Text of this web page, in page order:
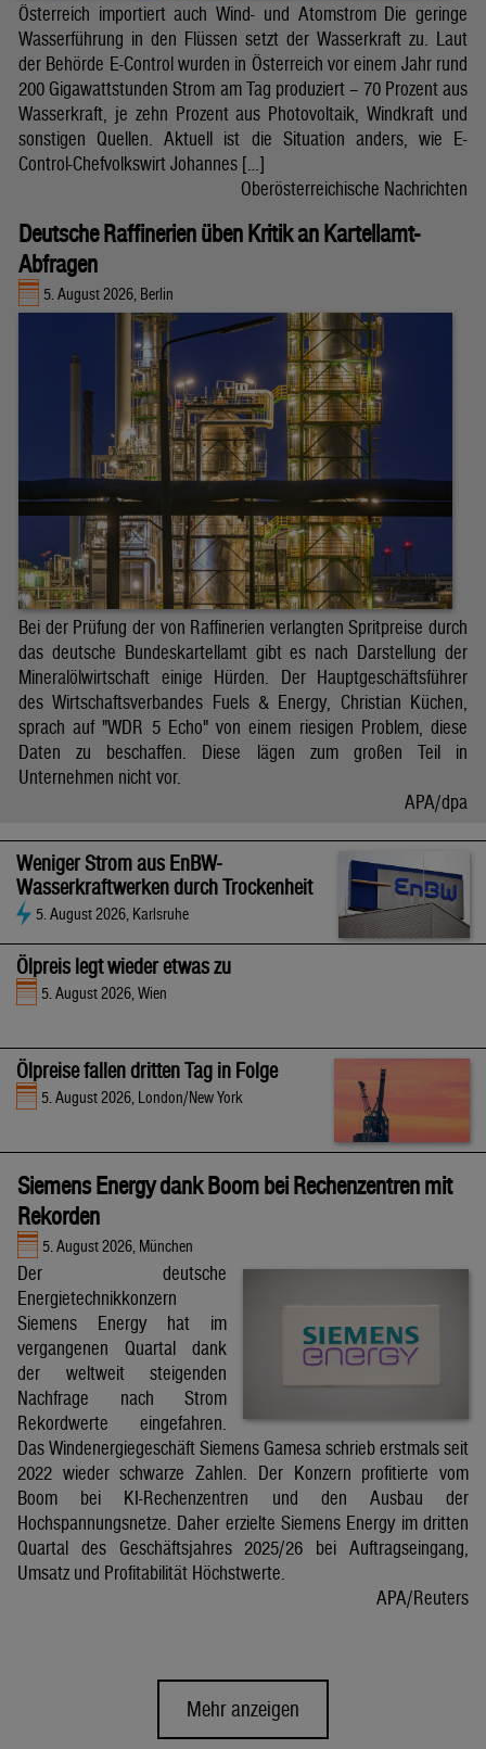
Österreich importiert auch Wind- und Atomstrom Die geringe
Wasserführung in den Flüssen setzt der Wasserkraft zu. Laut
der Behörde E-Control wurden in Österreich vor einem Jahr rund
200 Gigawattstunden Strom am Tag produziert – 70 Prozent aus
Wasserkraft, je zehn Prozent aus Photovoltaik, Windkraft und
sonstigen Quellen. Aktuell ist die Situation anders, wie E-
Control-Chefvolkswirt Johannes […]
Oberösterreichische Nachrichten
Deutsche Raffinerien üben Kritik an Kartellamt-
Abfragen
5. August 2026, Berlin
Bei der Prüfung der von Raffinerien verlangten Spritpreise durch
das deutsche Bundeskartellamt gibt es nach Darstellung der
Mineralölwirtschaft einige Hürden. Der Hauptgeschäftsführer
des Wirtschaftsverbandes Fuels & Energy, Christian Küchen,
sprach auf "WDR 5 Echo" von einem riesigen Problem, diese
Daten zu beschaffen. Diese lägen zum großen Teil in
Unternehmen nicht vor.
APA/dpa
Weniger Strom aus EnBW-
Wasserkraftwerken durch Trockenheit
5. August 2026, Karlsruhe
Ölpreis legt wieder etwas zu
5. August 2026, Wien
Ölpreise fallen dritten Tag in Folge
5. August 2026, London/New York
Siemens Energy dank Boom bei Rechenzentren mit
Rekorden
5. August 2026, München
Der deutsche
Energietechnikkonzern
Siemens Energy hat im
vergangenen Quartal dank
der weltweit steigenden
Nachfrage nach Strom
Rekordwerte eingefahren.
Das Windenergiegeschäft Siemens Gamesa schrieb erstmals seit
2022 wieder schwarze Zahlen. Der Konzern profitierte vom
Boom bei KI-Rechenzentren und den Ausbau der
Hochspannungsnetze. Daher erzielte Siemens Energy im dritten
Quartal des Geschäftsjahres 2025/26 bei Auftragseingang,
Umsatz und Profitabilität Höchstwerte.
APA/Reuters
Mehr anzeigen